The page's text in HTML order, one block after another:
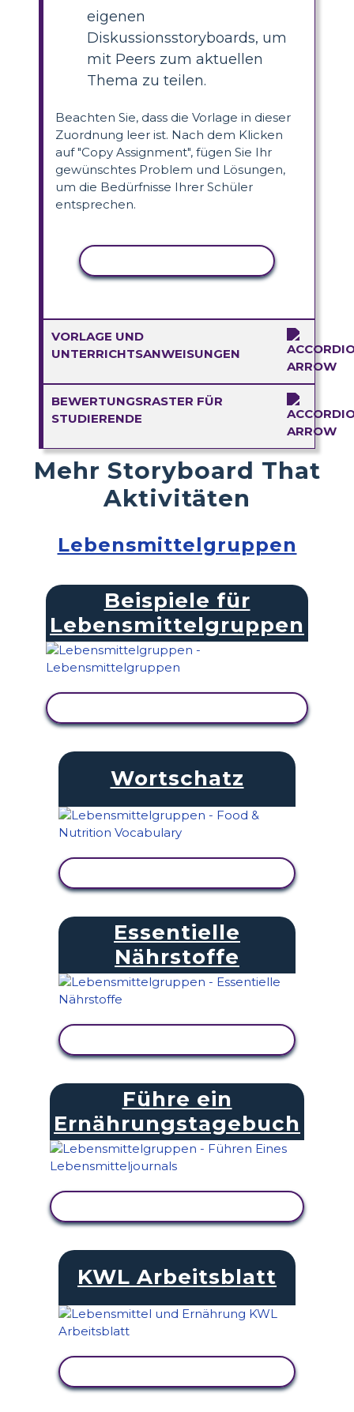
eigenen
Diskussionsstoryboards, um
mit Peers zum aktuellen
Thema zu teilen.
Beachten Sie, dass die Vorlage in dieser
Zuordnung leer ist. Nach dem Klicken
auf "Copy Assignment", fügen Sie Ihr
gewünschtes Problem und Lösungen,
um die Bedürfnisse Ihrer Schüler
entsprechen.
VORLAGE UND
UNTERRICHTSANWEISUNGEN
BEWERTUNGSRASTER FÜR
STUDIERENDE
Mehr Storyboard That
Aktivitäten
Lebensmittelgruppen
Beispiele für
Lebensmittelgruppen
Wortschatz
Essentielle
Nährstoffe
Führe ein
Ernährungstagebuch
KWL Arbeitsblatt